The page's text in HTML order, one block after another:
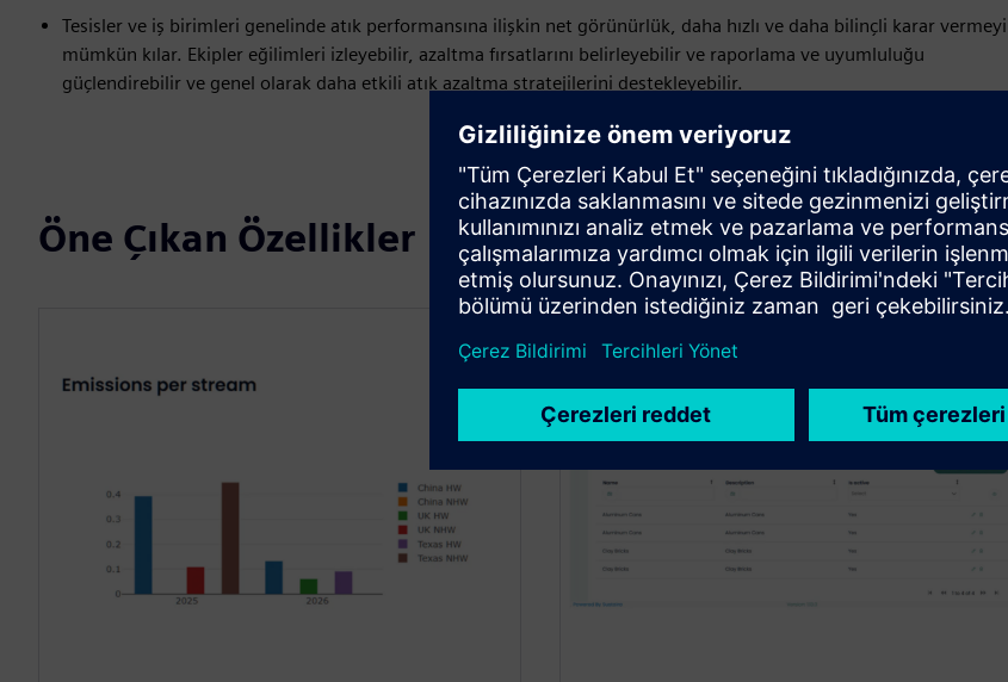
Tesisler ve iş birimleri genelinde atık performansına ilişkin net görünürlük, daha hızlı ve daha bilinçli karar vermeyi
mümkün kılar. Ekipler eğilimleri izleyebilir, azaltma fırsatlarını belirleyebilir ve raporlama ve uyumluluğu
güçlendirebilir ve genel olarak daha etkili atık azaltma stratejilerini destekleyebilir.
Öne Çıkan Özellikler